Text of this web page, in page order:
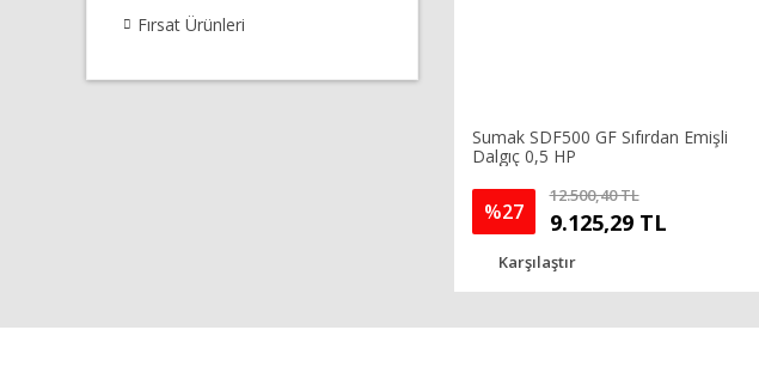
Fırsat Ürünleri
Sumak SDF500 GF Sıfırdan Emişli
Dalgıç 0,5 HP
%27
12.500,40 TL
9.125,29 TL
Karşılaştır